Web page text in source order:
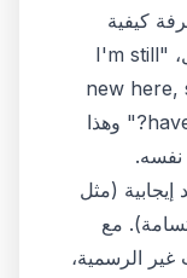
كيفية
بأدب. يمكنك القول، "I'm still
new here,
have you been at this company long?" وهذا
(مثل
مع
غير الرسمية،